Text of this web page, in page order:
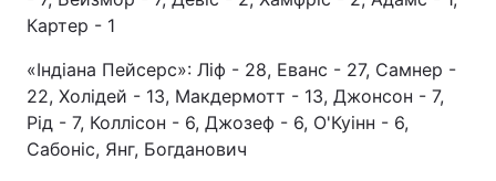
Картер - 1
«Індіана Пейсерс»: Ліф - 28, Еванс - 27, Самнер -
22, Холідей - 13, Макдермотт - 13, Джонсон - 7,
Рід - 7, Коллісон - 6, Джозеф - 6, О'Куінн - 6,
Сабоніс, Янг, Богданович